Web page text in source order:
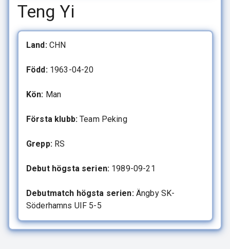
Teng Yi
Land:CHN
Född:1963-04-20
Kön: Man
Första klubb:Team Peking
Grepp:RS
Debut högsta serien: 1989-09-21
Debutmatch högsta serien:Ängby SK-
Söderhamns UIF 5-5